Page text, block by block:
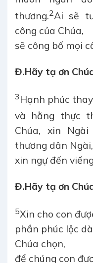
thương.2Ai sẽ
công của Chúa,
sẽ công bố mọi
Đ.Hãy tạ ơn
3 Hạnh phúc
và hằng thực
Chúa, xin
thương dân Ngài,
xin ngự đến
Đ.Hãy tạ ơn
5Xin cho con
phần phúc lộc
Chúa chọn,
để chúng con